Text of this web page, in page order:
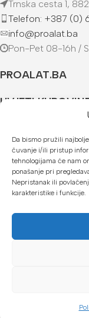
Da bismo pružili
čuvanje i/ili pristup
tehnologijama će nam
ponašanje pri
Nepristanak ili
karakteristike i funkcije.
Trnska cesta 1,
Telefon: +387 (0)
info@proalat.ba
Pon-Pet 08-16h /
PROALAT.BA
UVJETI
U našoj web
Kreditnim
Općom
Gotovinom
Mikrofin do 18 rata